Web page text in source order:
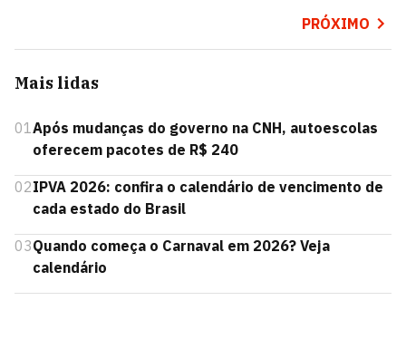
PRÓXIMO
Mais lidas
01Após mudanças do governo na CNH, autoescolas
oferecem pacotes de R$ 240
02IPVA 2026: confira o calendário de vencimento de
cada estado do Brasil
03Quando começa o Carnaval em 2026? Veja
calendário